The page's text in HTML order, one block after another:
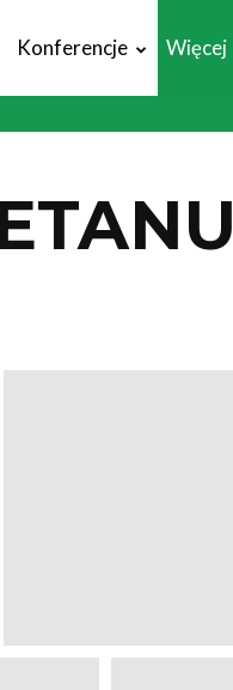
Konferencje Więcej